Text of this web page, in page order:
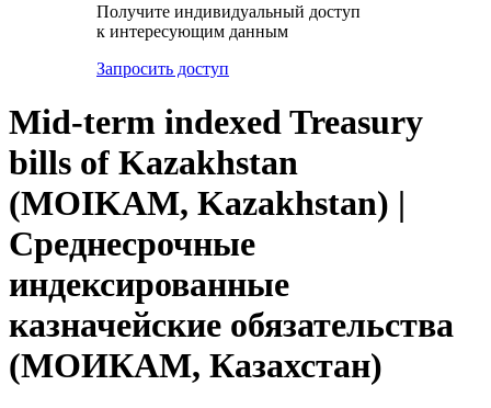
Получите индивидуальный доступ
к интересующим данным
Запросить доступ
Mid-term indexed Treasury
bills of Kazakhstan
(MOIKAM, Kazakhstan) |
Среднесрочные
индексированные
казначейские обязательства
(МОИКАМ, Казахстан)